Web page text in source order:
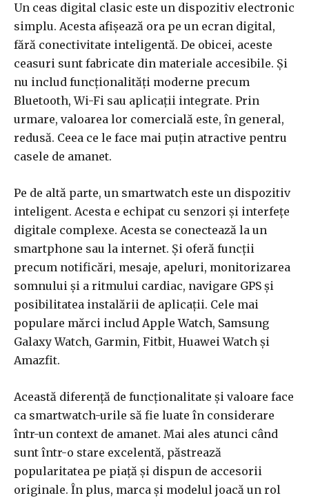
Un ceas digital clasic este un dispozitiv electronic
simplu. Acesta afișează ora pe un ecran digital,
fără conectivitate inteligentă. De obicei, aceste
ceasuri sunt fabricate din materiale accesibile. Și
nu includ funcționalități moderne precum
Bluetooth, Wi-Fi sau aplicații integrate. Prin
urmare, valoarea lor comercială este, în general,
redusă. Ceea ce le face mai puțin atractive pentru
casele de amanet.
Pe de altă parte, un smartwatch este un dispozitiv
inteligent. Acesta e echipat cu senzori și interfețe
digitale complexe. Acesta se conectează la un
smartphone sau la internet. Și oferă funcții
precum notificări, mesaje, apeluri, monitorizarea
somnului și a ritmului cardiac, navigare GPS și
posibilitatea instalării de aplicații. Cele mai
populare mărci includ Apple Watch, Samsung
Galaxy Watch, Garmin, Fitbit, Huawei Watch și
Amazfit.
Această diferență de funcționalitate și valoare face
ca smartwatch-urile să fie luate în considerare
într-un context de amanet. Mai ales atunci când
sunt într-o stare excelentă, păstrează
popularitatea pe piață și dispun de accesorii
originale. În plus, marca și modelul joacă un rol